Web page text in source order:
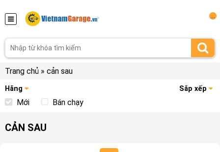
Trang chủ » cản sau
Hãng Sắp xếp
Mới Bán chạy
CẢN SAU